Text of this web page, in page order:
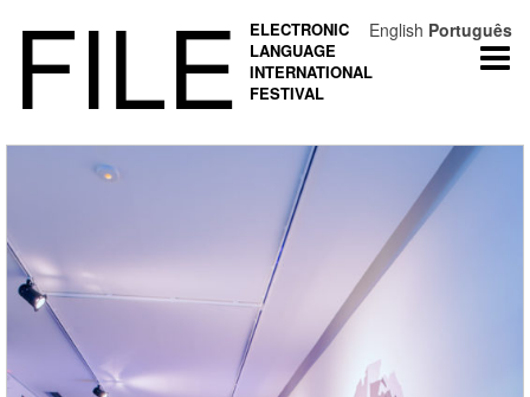
FILE
ELECTRONIC
LANGUAGE
INTERNATIONAL
FESTIVAL
English Português